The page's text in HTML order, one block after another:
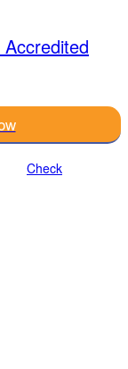
Accredited
Check